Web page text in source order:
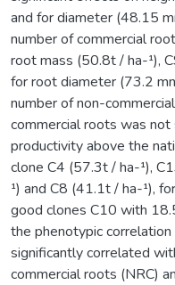
and for diameter (48.15
number of commercial
root mass (50.8t / ha-¹),
for root diameter (73.2
number of non-
commercial roots was
productivity above the
clone C4 (57.3t / ha-¹),
¹) and C8 (41.1t / ha-¹),
good clones C10 with
the phenotypic
significantly correlated
commercial roots (NRC)